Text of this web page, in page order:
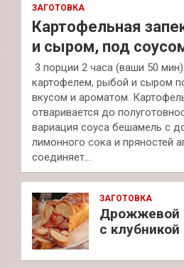
ЗАГОТОВКА
Картофельная
и сыром, под
3 порции 2 часа (ваши 50
картофелем, рыбой и сыром
вкусом и ароматом.
отваривается до
вариация соуса бешамель с
лимонного сока и пряностей
соединяет…
ЗАГОТОВКА
Дрожжевой
с клубникой